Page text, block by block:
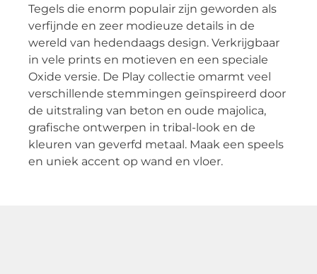
Tegels die enorm populair zijn geworden als
verfijnde en zeer modieuze details in de
wereld van hedendaags design. Verkrijgbaar
in vele prints en motieven en een speciale
Oxide versie. De Play collectie omarmt veel
verschillende stemmingen geïnspireerd door
de uitstraling van beton en oude majolica,
grafische ontwerpen in tribal-look en de
kleuren van geverfd metaal. Maak een speels
en uniek accent op wand en vloer.